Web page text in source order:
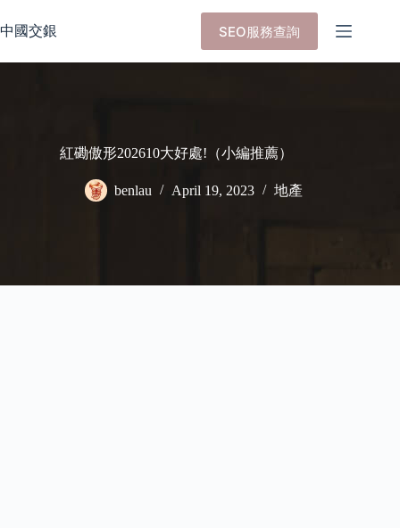
to
content
中國交銀 SEO服務查詢
紅磡傲形202610大好處!（小編推薦）
benlau April 19, 2023 地產